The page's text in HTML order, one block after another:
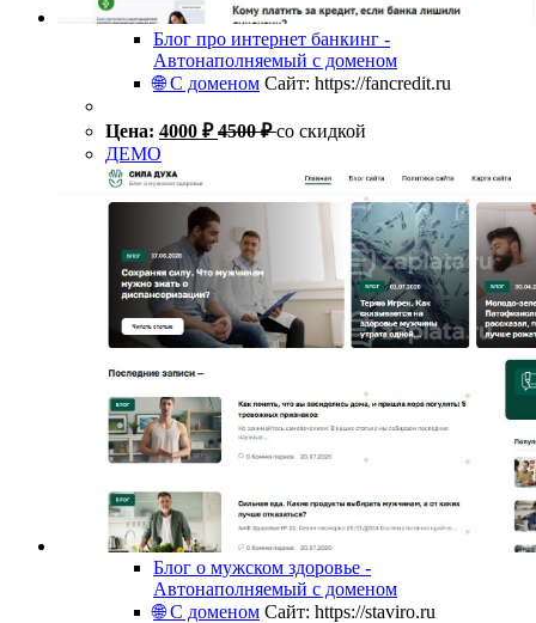
Блог про интернет банкинг -
Автонаполняемый с доменом
🌐 С доменом Сайт: https://fancredit.ru
Цена: 4000 ₽ 4500₽ со скидкой
ДЕМО
Блог о мужском здоровье -
Автонаполняемый с доменом
🌐 С доменом Сайт: https://staviro.ru